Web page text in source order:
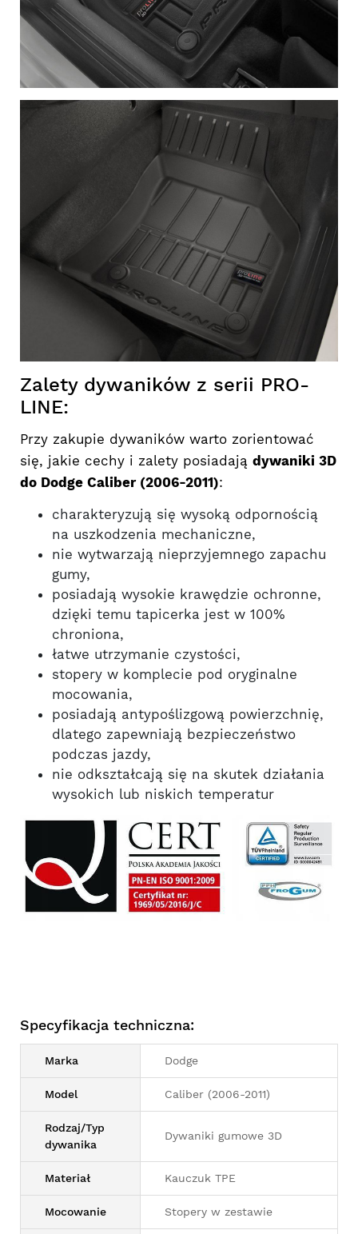
Zalety dywaników z serii PRO-
LINE:
Przy zakupie dywaników warto zorientować
się, jakie cechy i zalety posiadają dywaniki 3D
do Dodge Caliber (2006-2011):
charakteryzują się wysoką odpornością
na uszkodzenia mechaniczne,
nie wytwarzają nieprzyjemnego zapachu
gumy,
posiadają wysokie krawędzie ochronne,
dzięki temu tapicerka jest w 100%
chroniona,
łatwe utrzymanie czystości,
stopery w komplecie pod oryginalne
mocowania,
posiadają antypoślizgową powierzchnię,
dlatego zapewniają bezpieczeństwo
podczas jazdy,
nie odkształcają się na skutek działania
wysokich lub niskich temperatur
Specyfikacja techniczna:
Marka Dodge
Model Caliber (2006-2011)
Rodzaj/Typ
dywanika
Dywaniki gumowe 3D
Materiał Kauczuk TPE
Mocowanie Stopery w zestawie